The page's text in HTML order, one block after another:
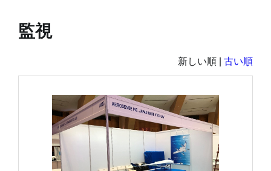
監視
新しい順 |古い順